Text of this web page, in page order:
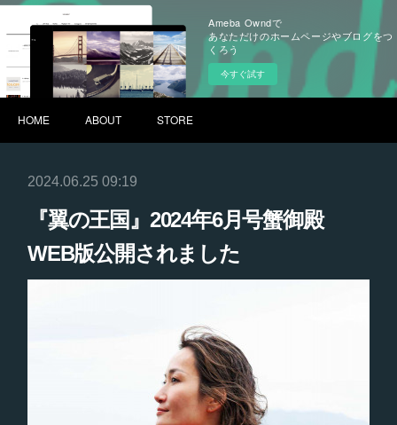
Ameba Owndで
あなただけのホームページやブログをつ
くろう
今すぐ試す
HOME ABOUT STORE
2024.06.25 09:19
『翼の王国』2024年6月号蟹御殿
WEB版公開されました